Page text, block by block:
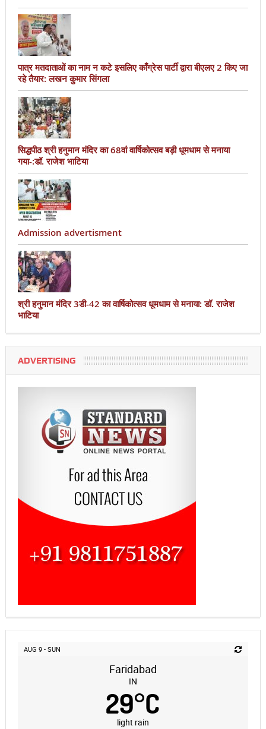
पात्र मतदाताओं का नाम न कटे इसलिए काँग्रेस पार्टी द्वारा बीएलए 2 किए जा
रहे तैयार: लखन कुमार सिंगला
सिद्धपीठ श्री हनुमान मंदिर का 68वां वार्षिकोत्सव बड़ी धूमधाम से मनाया
गया-:डॉ. राजेश भाटिया
Admission advertisment
श्री हनुमान मंदिर 3डी-42 का वार्षिकोत्सव धूमधाम से मनाया: डॉ. राजेश
भाटिया
ADVERTISING
AUG 9 - SUN
Faridabad
IN
29°C
light rain